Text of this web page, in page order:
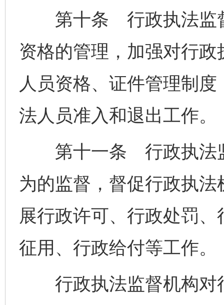
第十条 行政执法监督
资格的管理，加强对行
人员资格、证件管理制
法人员准入和退出工作。
第十一条 行政执法监
为的监督，督促行政执
展行政许可、行政处罚
征用、行政给付等工作。
行政执法监督机构对